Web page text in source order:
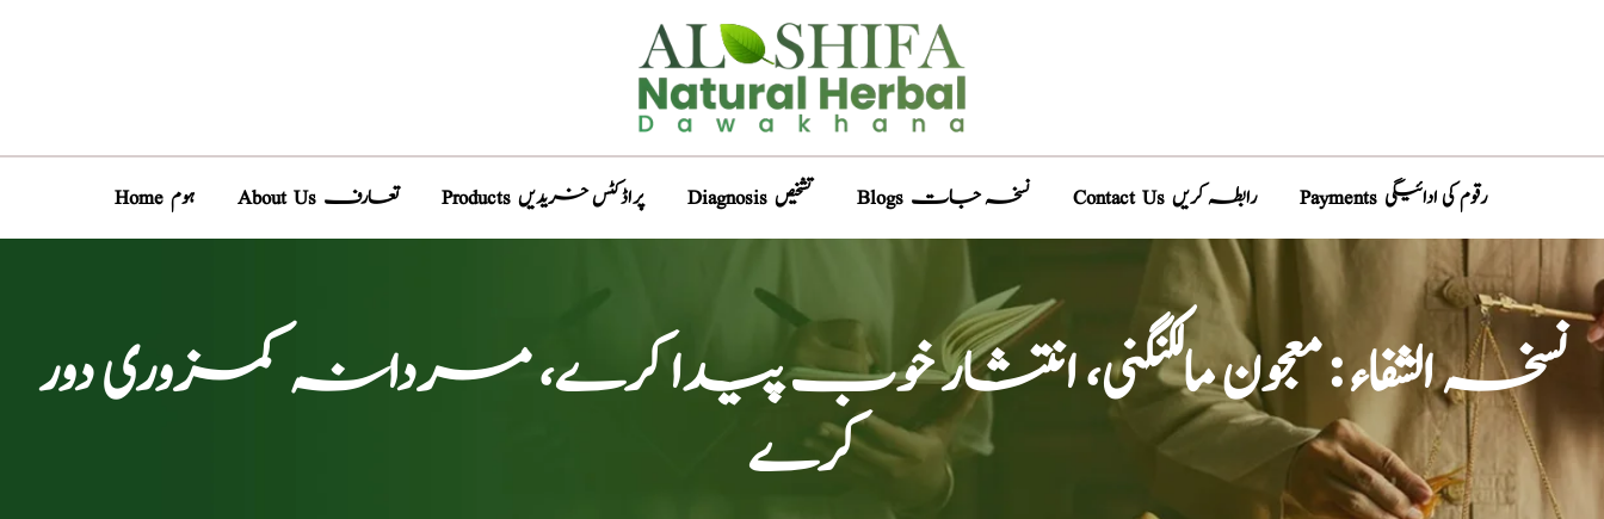
Home ہوم About Us تعارف Products پراڈکٹس خریدیں Diagnosis تشخیص Blogs نسخہ جات Contact Us رابطہ کریں Payments رقوم کی ادائیگی
نسخہ الشفاء : معجون مالکنگنی، انتشار خوب پیدا کرے، مردانہ کمزوری دور
کرے